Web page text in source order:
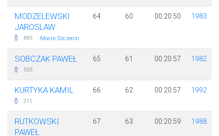
MODZELEWSKI
JAROSLAW
665 · Mocni Szczecin
64 60 00:20:50 1983
SOBCZAK PAWEŁ
503
65 61 00:20:57 1982
KURTYKA KAMIL
211
66 62 00:20:57 1992
RUTKOWSKI
PAWEŁ
67 63 00:20:59 1988